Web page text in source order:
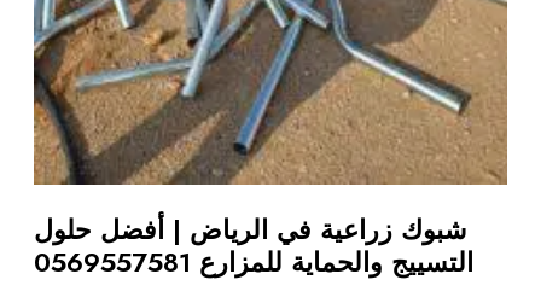
شبوك زراعية في الرياض | أفضل حلول
التسييج والحماية للمزارع 0569557581